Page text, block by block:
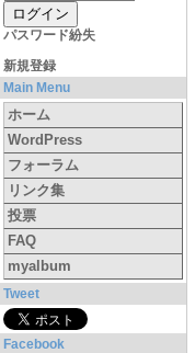
パスワード紛失
新規登録
Main Menu
ホーム
WordPress
フォーラム
リンク集
投票
FAQ
myalbum
Tweet
Facebook